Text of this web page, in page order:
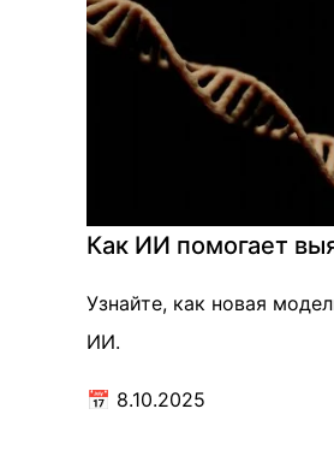
Как ИИ помогает
Узнайте, как новая
ИИ.
📅 8.10.2025